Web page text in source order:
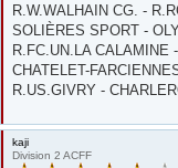
R.W.WALHAIN CG. -
SOLIÈRES SPORT -
R.FC.UN.LA
CHATELET-
R.US.GIVRY -
kaji
Division 2 ACFF